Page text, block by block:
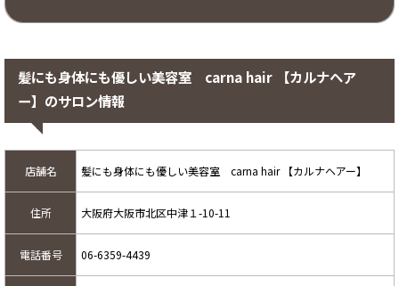
髪にも身体にも優しい美容室 carna hair 【カルナヘア
ー】のサロン情報
店舗名 髪にも身体にも優しい美容室 carna hair 【カルナヘアー】
住所 大阪府大阪市北区中津１-10-11
電話番号 06-6359-4439